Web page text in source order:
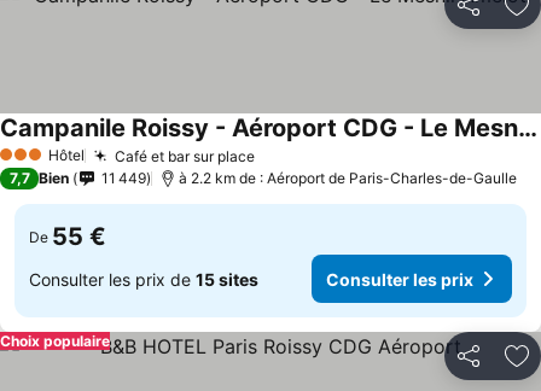
Partager
3 ÉtoilesHôtel Café et bar sur place
Campanile Roissy - Aéroport CDG - Le Mesnil Amelot
7,7 Bien 11 449 à 2.2 km de : Aéroport de Paris-Charles-de-Gaulle
De 55 €
Consulter les prix de 15 sites Consulter les prix
Partager
Choix populaire